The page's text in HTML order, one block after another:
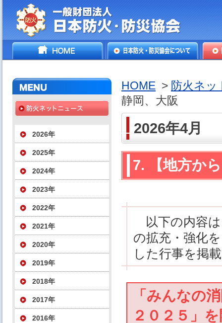
一般財団法人日本防火・防
HOME
2026年
2025年
2024年
2023年
2022年
2021年
2020年
2019年
2018年
2017年
2016年
HOME > 防火ネッ
静岡、大阪
2026年4月
7. 【地方か
以下の内容は
の拡充・強化
した行事を掲
「みんなの
２０２５」